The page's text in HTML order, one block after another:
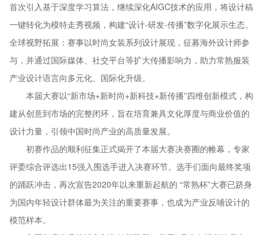
首次引入基于深度学习算法，继续深化AIGC技术的应用，将设计稿
一键转化为模特走秀视频，构建“设计-研发-传播”数字化展示生态‌。
全球视野拓展‌：赛事以时尚女装系列设计展现，征募海外设计师参
与，并通过国际媒体、社交平台等扩大传播影响力，助力常熟服装
产业设计语言向多元化、国际化升级。
本届大赛以“新市场+新时尚+新科技+新传播”四维创新模式，构
建从创意到市场的完整闭环，旨在培育兼具文化厚度与商业价值的
设计力量，引领中国时尚产业的高质量发展。
初赛作品的顺利征集正式揭开了本届大赛决赛圈的帷幕，专家
评委综合评选出15强入围选手进入决赛环节。选手们面向最终奖项
的踊跃冲击，再次宣告2020年以来重新起航的 “常熟杯”大赛已跻身
为国内年轻设计群体最为关注的重要赛事，也成为产业反哺设计的
模范样本。